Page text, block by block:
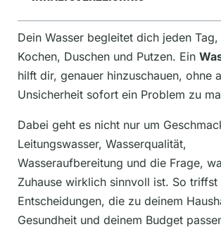
Dein Wasser begleitet dich jeden
Kochen, Duschen und Putzen. Ein
hilft dir, genauer hinzuschauen, ohne
Unsicherheit sofort ein Problem zu
Dabei geht es nicht nur um
Leitungswasser, Wasserqualität,
Wasseraufbereitung und die Frage,
Zuhause wirklich sinnvoll ist. So triffst
Entscheidungen, die zu deinem
Gesundheit und deinem Budget